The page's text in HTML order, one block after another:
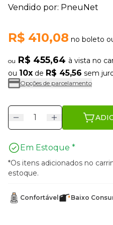
Vendido por: PneuNet
R$ 410,08 no boleto
ou R$ 455,64 à vista no
ou 10x de R$ 45,56 sem
Opções de parcelamento
Em Estoque *
*Os itens adicionados no
estoque.
Confortável Baixo